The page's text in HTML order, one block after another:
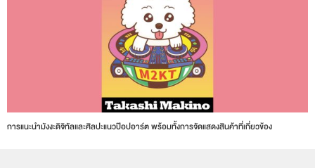
การแนะนำมังงะดิจิทัลและศิลปะแนวป๊อปอาร์ต พร้อมทั้งการจัดแสดงสินค้าที่เกี่ยวข้อง